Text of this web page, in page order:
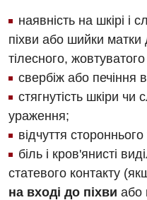
Вакансії
наявність на шкірі і
піхви або шийки матки
тілесного,
свербіж або печіння в
стягнутість шкіри чи
ураження;
відчуття
біль і кров'янисті
статевого контакту
на вході до піхви або